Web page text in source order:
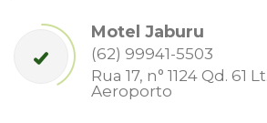
Motel Jaburu
(62) 99941-5503
Rua 17, n° 1124 Qd. 61
Aeroporto